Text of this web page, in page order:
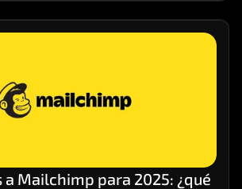
Mailchimp para 2025: ¿qué